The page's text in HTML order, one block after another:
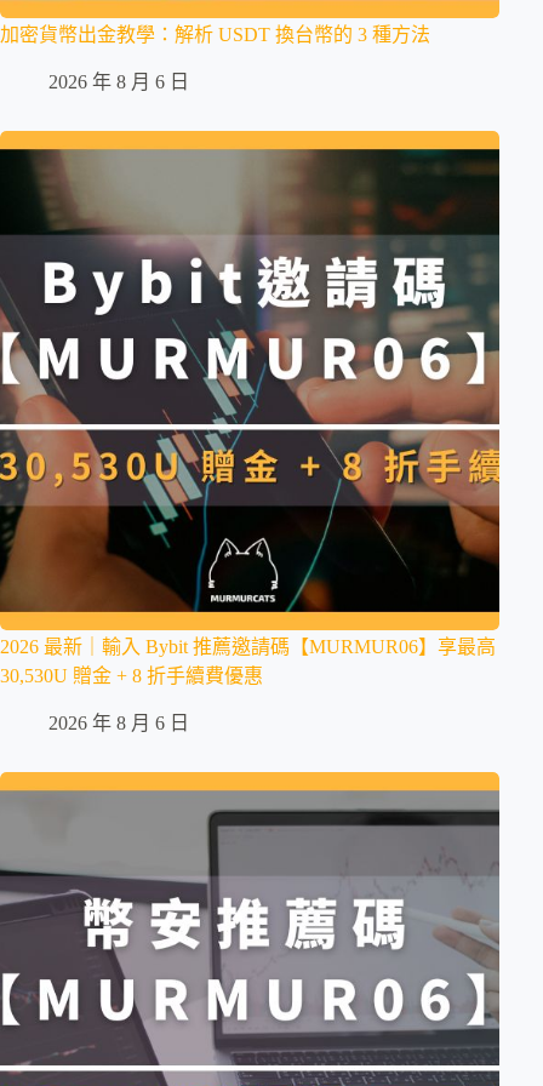
加密貨幣出金教學：解析 USDT 換台幣的 3 種方法
2026 年 8 月 6 日
2026 最新｜輸入 Bybit 推薦邀請碼【MURMUR06】享最高
30,530U 贈金 + 8 折手續費優惠
2026 年 8 月 6 日